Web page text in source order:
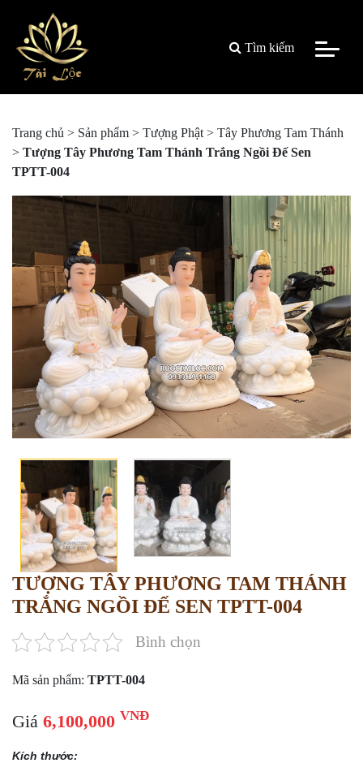
Tìm kiếm
Trang chủ > Sản phẩm > Tượng Phật > Tây Phương Tam Thánh
> Tượng Tây Phương Tam Thánh Trắng Ngồi Đế Sen
TPTT-004
TƯỢNG TÂY PHƯƠNG TAM THÁNH
TRẮNG NGỒI ĐẾ SEN TPTT-004
Bình chọn
Mã sản phẩm: TPTT-004
Giá 6,100,000 VNĐ
Kích thước: